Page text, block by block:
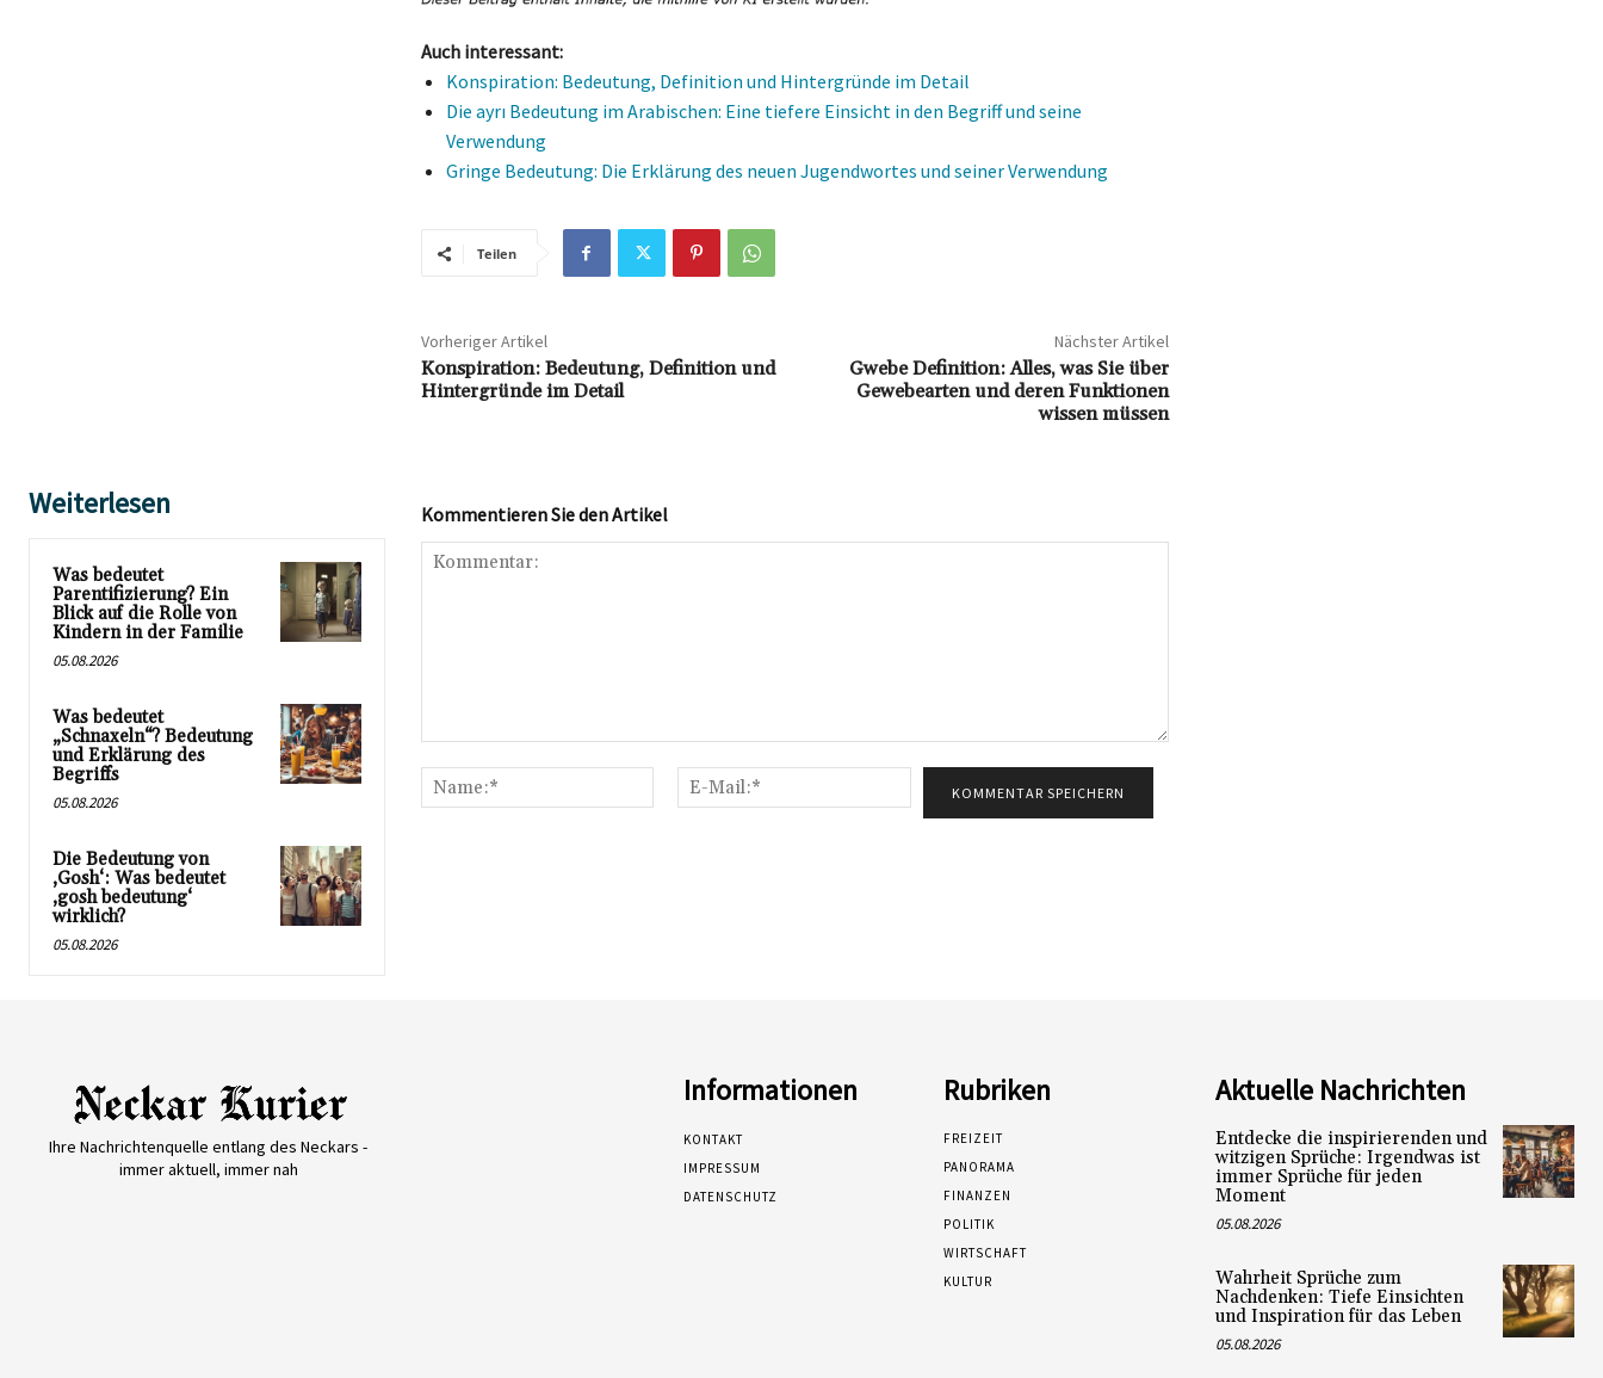
Auch interessant:
Konspiration: Bedeutung, Definition und Hintergründe im Detail
Die ayrı Bedeutung im Arabischen: Eine tiefere Einsicht in den Begriff und seine
Verwendung
Gringe Bedeutung: Die Erklärung des neuen Jugendwortes und seiner Verwendung
Teilen
Vorheriger Artikel
Konspiration: Bedeutung, Definition und
Hintergründe im Detail
Nächster Artikel
Gwebe Definition: Alles, was Sie über
Gewebearten und deren Funktionen
wissen müssen
Weiterlesen
Was bedeutet
Parentifizierung? Ein
Blick auf die Rolle von
Kindern in der Familie
05.08.2026
Was bedeutet
„Schnaxeln“? Bedeutung
und Erklärung des
Begriffs
05.08.2026
Die Bedeutung von
‚Gosh‘: Was bedeutet
‚gosh bedeutung‘
wirklich?
05.08.2026
Kommentieren Sie den Artikel
Name:*
Mail:*
Ihre Nachrichtenquelle entlang des Neckars -
immer aktuell, immer nah
Informationen
KONTAKT
IMPRESSUM
DATENSCHUTZ
Rubriken
FREIZEIT
PANORAMA
FINANZEN
POLITIK
WIRTSCHAFT
KULTUR
Aktuelle Nachrichten
Entdecke die inspirierenden und
witzigen Sprüche: Irgendwas ist
immer Sprüche für jeden
Moment
05.08.2026
Wahrheit Sprüche zum
Nachdenken: Tiefe Einsichten
und Inspiration für das Leben
05.08.2026